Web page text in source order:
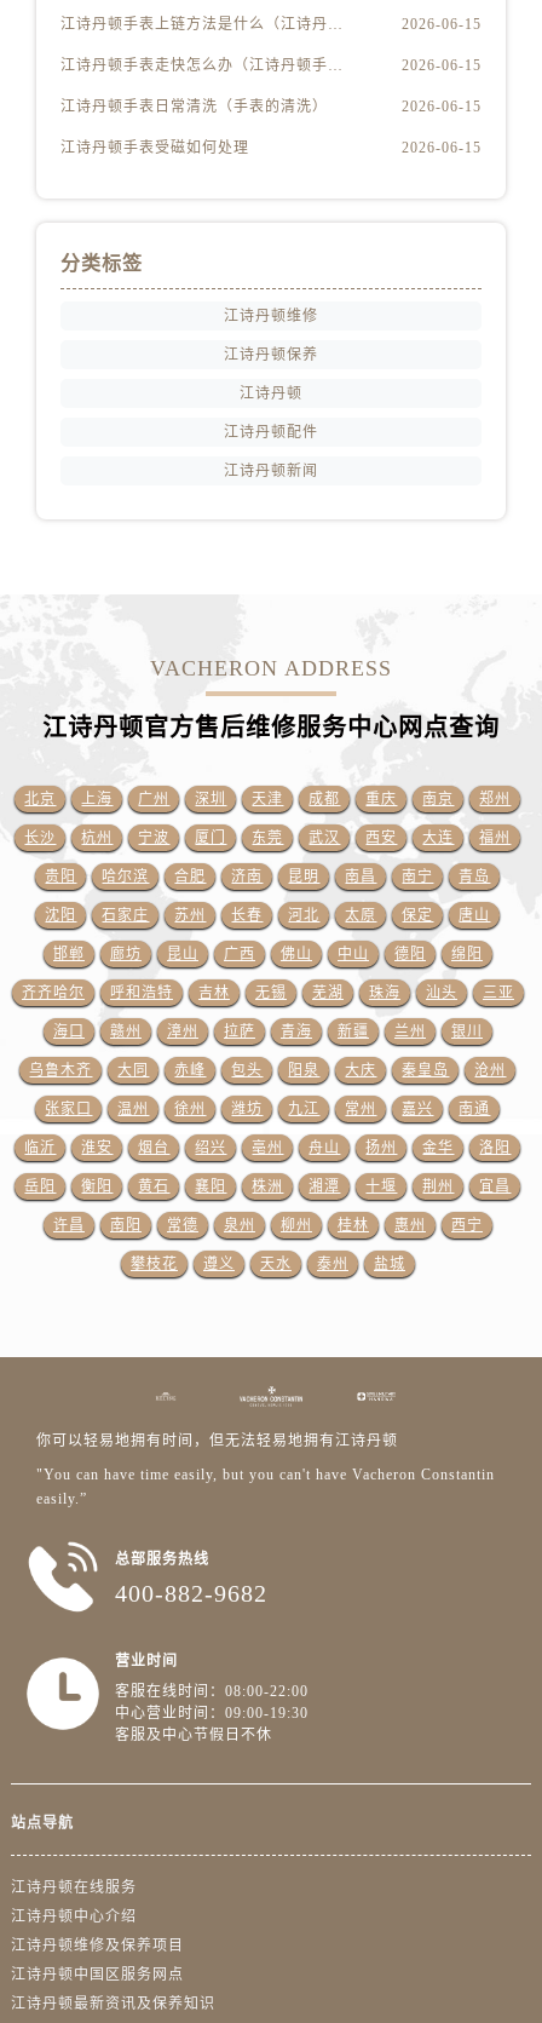
江苏省扬州市邗江区国展路29号星耀天地写字楼1号楼18层1803室江诗丹顿售后服务中心（需提前预约）
江西省九江市浔阳区浔阳路江诗丹顿售后服务中心（需提前预约）
江西省萍乡市安源区萍安北大道与康庄路交叉口江诗丹顿售后服务中心（需提前预约）
江西省上饶市信州区滨江西路江诗丹顿售后服务中心（需提前预约）
江西省新余市渝水区北湖西路江诗丹顿售后服务中心（需提前预约）
江西省宜春市袁州区中山中路江诗丹顿售后服务中心（需提前预约）
江西省鹰潭市月湖区胜利东路江诗丹顿售后服务中心（需提前预约）
山东省德州市德城区东风中路江诗丹顿售后服务中心（需提前预约）
山东省东营市东营区济南路江诗丹顿售后服务中心（需提前预约）
山东省济南市历下区经十路11111号华润中心写字楼（万象城）15层1508室江诗丹顿售后服务中心（需提前预约）
山东省济宁市任城区太白楼路江诗丹顿售后服务中心（需提前预约）
山东省莱芜市文化南路8号银座商城名表维修一楼名表维修江诗丹顿售后服务中心（需提前预约）
山东省临沂市兰山区解放路江诗丹顿售后服务中心（需提前预约）
山东省日照市东港区烟台路江诗丹顿售后服务中心（需提前预约）
山东省泰安市泰山区财源街道泰山大街江诗丹顿售后服务中心（需提前预约）
山东省威海市环翠区新威海路89号振华商厦一楼名表维修江诗丹顿售后服务中心（需提前预约）
浙江省湖州市吴兴区劳动路江诗丹顿售后服务中心（需提前预约）
江诗丹顿手表上链方法是什么（江诗丹顿怎么给手表上链） 2026-06-15
江诗丹顿手表走快怎么办（江诗丹顿手表走快什么原因） 2026-06-15
江诗丹顿手表日常清洗（手表的清洗） 2026-06-15
江诗丹顿手表受磁如何处理 2026-06-15
分类标签
江诗丹顿维修
江诗丹顿保养
江诗丹顿
江诗丹顿配件
江诗丹顿新闻
VACHERON ADDRESS
江诗丹顿官方售后维修服务中心网点查询
北京 上海 广州 深圳 天津 成都 重庆 南京 郑州
长沙 杭州 宁波 厦门 东莞 武汉 西安 大连 福州
贵阳 哈尔滨 合肥 济南 昆明 南昌 南宁 青岛
沈阳 石家庄 苏州 长春 河北 太原 保定 唐山
邯郸 廊坊 昆山 广西 佛山 中山 德阳 绵阳
齐齐哈尔 呼和浩特 吉林 无锡 芜湖 珠海 汕头 三亚
海口 赣州 漳州 拉萨 青海 新疆 兰州 银川
乌鲁木齐 大同 赤峰 包头 阳泉 大庆 秦皇岛 沧州
张家口 温州 徐州 潍坊 九江 常州 嘉兴 南通
临沂 淮安 烟台 绍兴 亳州 舟山 扬州 金华 洛阳
岳阳 衡阳 黄石 襄阳 株洲 湘潭 十堰 荆州 宜昌
许昌 南阳 常德 泉州 柳州 桂林 惠州 西宁
攀枝花 遵义 天水 泰州 盐城
你可以轻易地拥有时间，但无法轻易地拥有江诗丹顿
"You can have time easily, but you can't have Vacheron Constantin
easily.”
总部服务热线
400-882-9682
营业时间
客服在线时间：08:00-22:00
中心营业时间：09:00-19:30
客服及中心节假日不休
站点导航
江诗丹顿在线服务
江诗丹顿中心介绍
江诗丹顿维修及保养项目
江诗丹顿中国区服务网点
江诗丹顿最新资讯及保养知识